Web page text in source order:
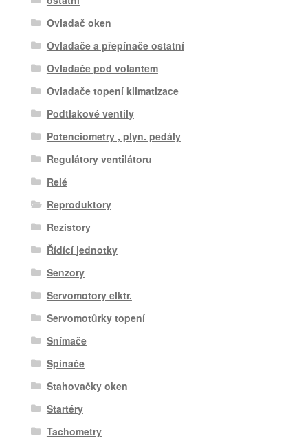
Ovladač oken
Ovladače a přepínače ostatní
Ovladače pod volantem
Ovladače topení klimatizace
Podtlakové ventily
Potenciometry , plyn. pedály
Regulátory ventilátoru
Relé
Reproduktory
Rezistory
Řídící jednotky
Senzory
Servomotory elktr.
Servomotůrky topení
Snímače
Spínače
Stahovačky oken
Startéry
Tachometry